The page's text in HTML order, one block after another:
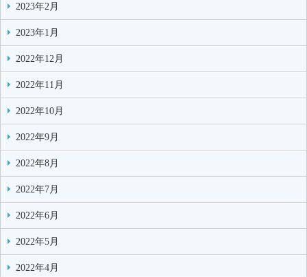
2023年2月
2023年1月
2022年12月
2022年11月
2022年10月
2022年9月
2022年8月
2022年7月
2022年6月
2022年5月
2022年4月